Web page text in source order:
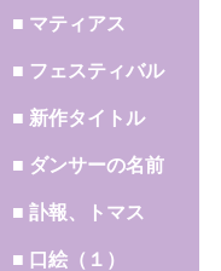
■ マティアス
■ フェスティバル
■ 新作タイトル
■ ダンサーの名前
■ 訃報、トマス
■ 口絵（１）